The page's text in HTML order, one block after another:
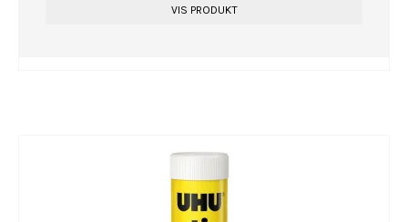
VIS PRODUKT